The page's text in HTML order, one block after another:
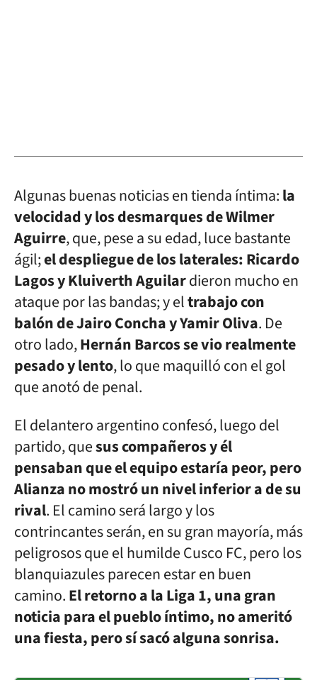
Algunas buenas noticias en tienda íntima:la
velocidad y los desmarques de Wilmer
Aguirre, que, pese a su edad, luce bastante
ágil;el despliegue de los laterales: Ricardo
Lagos y Kluiverth Aguilardieron mucho en
ataque por las bandas; y eltrabajo con
balón de Jairo Concha y Yamir Oliva. De
otro lado,Hernán Barcos se vio realmente
pesado y lento, lo que maquilló con el gol
que anotó de penal.
El delantero argentino confesó, luego del
partido, quesus compañeros y él
pensaban que el equipo estaría peor, pero
Alianza no mostró un nivel inferior a de su
rival. El camino será largo y los
contrincantes serán, en su gran mayoría, más
peligrosos que el humilde Cusco FC, pero los
blanquiazules parecen estar en buen
camino.El retorno a la Liga 1, una gran
noticia para el pueblo íntimo, no ameritó
una fiesta, pero sí sacó alguna sonrisa.